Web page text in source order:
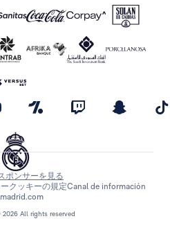
All rights reserved
ポンサーを見る
クッキーの規定Canal de información